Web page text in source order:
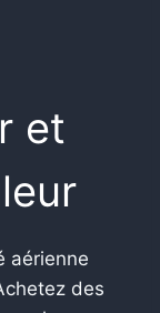
et
aérienne
des